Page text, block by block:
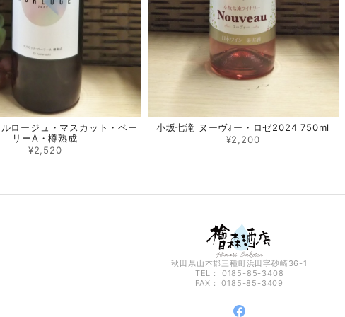
ロージュ・マスカット・ベー
リーA・樽熟成
¥2,520
小坂七滝 ヌーヴｫー・ロゼ2024 750ml
¥2,200
秋田県山本郡三種町浜田字砂崎36-1
TEL： 0185-85-3408
FAX： 0185-85-3409